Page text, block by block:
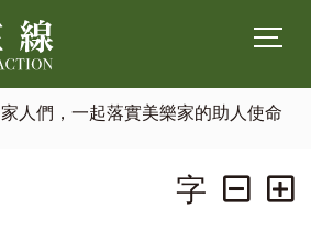
家人們，一起落實美樂家的助人使命
字